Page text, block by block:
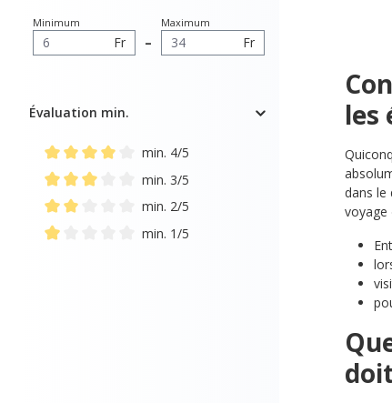
Minimum
Fr –
Maximum
Fr
Évaluation min.
Ajouter un filtre : Note minimale de 4 sur 5 étoiles
min. 4/5
Ajouter un filtre : Note minimale de 3 sur 5 étoiles
min. 3/5
Ajouter un filtre : Note minimale de 2 sur 5 étoiles
min. 2/5
min. 1/5
les
dans le
voyage